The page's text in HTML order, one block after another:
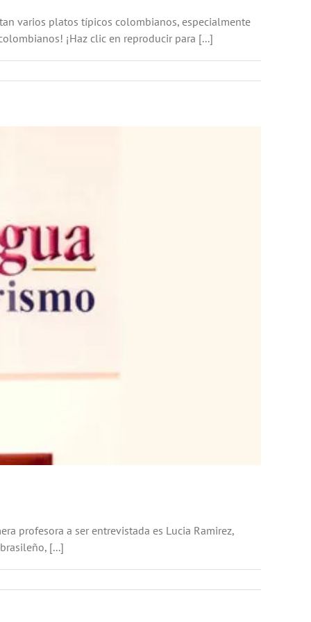
varios platos típicos colombianos, especialmente
¡Haz clic en reproducir para [...]
profesora a ser entrevistada es Lucia Ramirez,
[...]